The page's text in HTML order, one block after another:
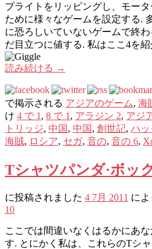
プライトをリッピングし、モー
ために様々なゲームを設定する.
に恐ろしいていないゲームで終
だ目立つに値する. 私はここ4を
読み続ける →
で掲示される アジアのゲーム, 海
け 4 で 1 , 8 で 1 , アラジン 2, アジ
トリッジ, 中国 , 中国 , 創世記, ハッ
海賊, ロシア, セガ, 音の, 音の 6, X
Tシャツパンダ·ボッ
に投稿されました 4 7月 2011 によ
10
ここでは間違いなくはるかにあ
す. とにかく私は、これらのTシ